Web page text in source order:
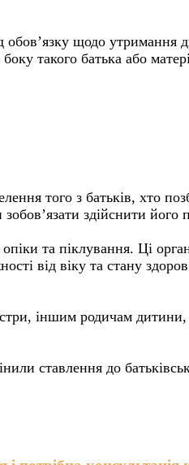
обов’язку щодо
такого батька або
того з батьків, хто
здійснити його
та піклування. Ці
від віку та стану
іншим родичам
ставлення до